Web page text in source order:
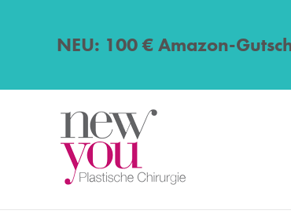
NEU: 100 € Amazon-